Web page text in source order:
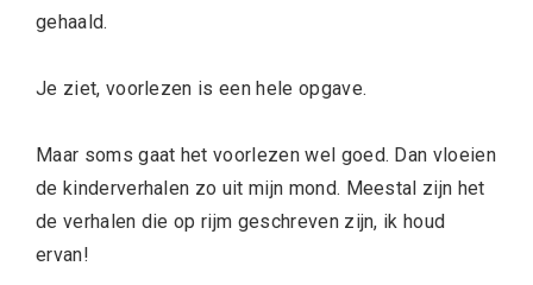
gehaald.
Je ziet, voorlezen is een hele opgave.
Maar soms gaat het voorlezen wel goed. Dan vloeien
de kinderverhalen zo uit mijn mond. Meestal zijn het
de verhalen die op rijm geschreven zijn, ik houd
ervan!